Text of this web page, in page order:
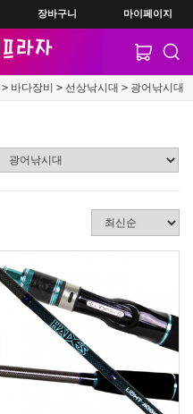
장바구니 마이페이지
바다장비 선상낚시대 광어낚시대